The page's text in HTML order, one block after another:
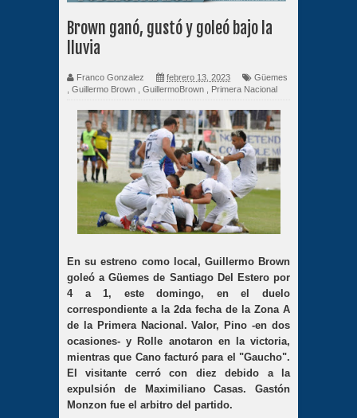
Brown ganó, gustó y goleó bajo la
lluvia
Franco Gonzalez febrero 13, 2023
Güemes
Guillermo Brown GuillermoBrown Primera Nacional
En su estreno como local, Guillermo Brown
goleó a Güemes de Santiago Del Estero por
4 a 1, este domingo, en el duelo
correspondiente a la 2da fecha de la Zona A
de la Primera Nacional. Valor, Pino -en dos
ocasiones- y Rolle anotaron en la victoria,
mientras que Cano facturó para el "Gaucho".
El
visitante cerró con diez debido a la
expulsión de Maximiliano Casas. Gastón
Monzon fue el arbitro del partido.